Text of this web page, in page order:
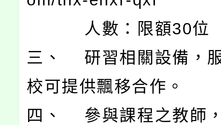
人數：限額30位
三、 研習相關設備，
校可提供飄移合作。
四、 參與課程之教師